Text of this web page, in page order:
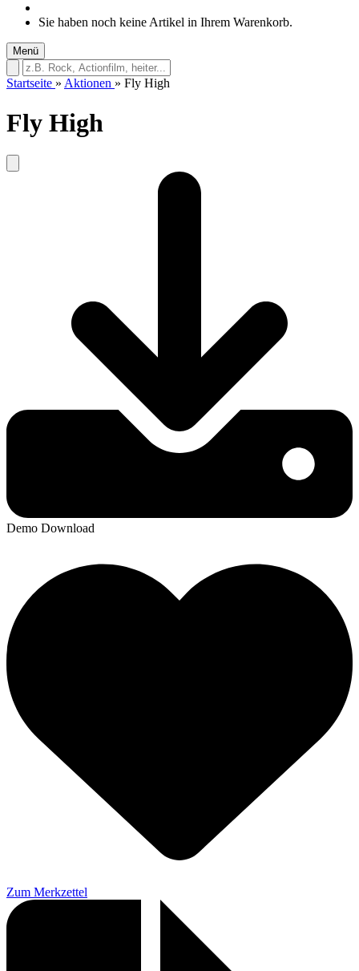
Sie haben noch keine Artikel in Ihrem Warenkorb.
Menü
Startseite » Aktionen » Fly High
Fly High
Demo Download
Zum Merkzettel